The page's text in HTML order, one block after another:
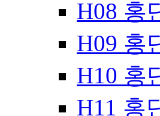
H08 홍
H09 홍
H10 홍
H11 홍